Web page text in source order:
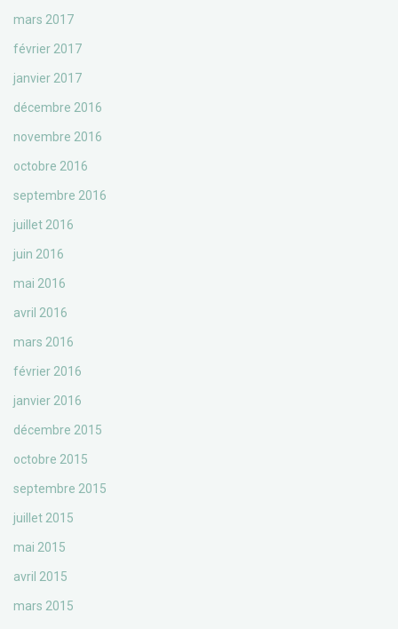
mars 2017
février 2017
janvier 2017
décembre 2016
novembre 2016
octobre 2016
septembre 2016
juillet 2016
juin 2016
mai 2016
avril 2016
mars 2016
février 2016
janvier 2016
décembre 2015
octobre 2015
septembre 2015
juillet 2015
mai 2015
avril 2015
mars 2015